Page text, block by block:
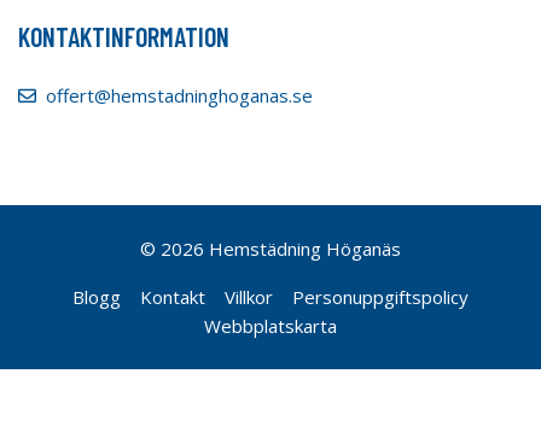
KONTAKTINFORMATION
offert@hemstadninghoganas.se
© 2026 Hemstädning Höganäs
Blogg
Kontakt Villkor
Personuppgiftspolicy
Webbplatskarta